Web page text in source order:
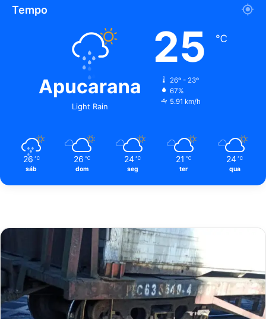
Tempo
Apucarana
Light Rain
25 ℃
26º - 23º
67%
5.91 km/h
26 ℃
sáb
26 ℃
dom
24 ℃
seg
21 ℃
ter
24 ℃
qua